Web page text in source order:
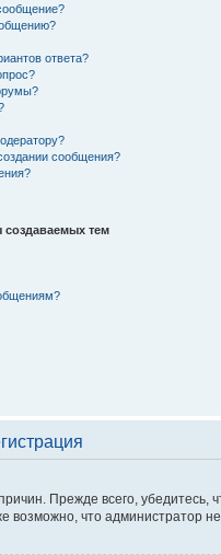
ответа?
сообщения?
тем
Прежде всего,
возможно, что администратор